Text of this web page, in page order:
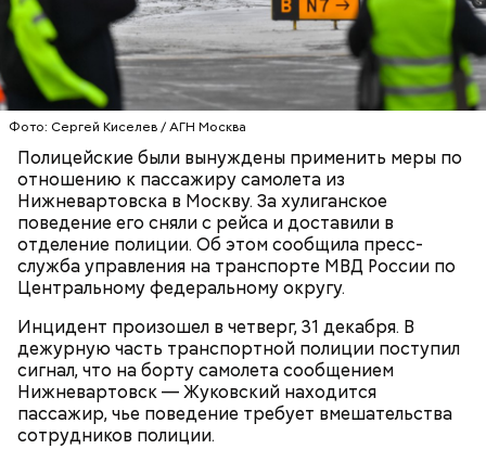
Фото: Сергей Киселев / АГН Москва
Полицейские были вынуждены применить меры по
отношению к пассажиру самолета из
Нижневартовска в Москву. За хулиганское
поведение его сняли с рейса и доставили в
отделение полиции. Об этом сообщила пресс-
служба управления на транспорте МВД России по
Центральному федеральному округу.
Инцидент произошел в четверг, 31 декабря. В
дежурную часть транспортной полиции поступил
сигнал, что на борту самолета сообщением
Нижневартовск — Жуковский находится
пассажир, чье поведение требует вмешательства
сотрудников полиции.
проявлял неуважение к другим пассажирам.
ПРОИСШЕСТВИЯ
ПАССАЖИРЫ
САМОЛЕТЫ
Читайте также:Почти тысяча пациентов с COVID-19
лечатся в больнице в Коммунарке